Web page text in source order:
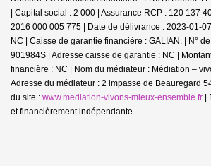
| Capital social : 2 000 | Assurance RCP : 120 137
2016 000 005 775 | Date de délivrance : 2023-01-
NC | Caisse de garantie financière : GALIAN. | N°
901984S | Adresse caisse de garantie : NC |
financière : NC | Nom du médiateur : Médiation –
Adresse du médiateur : 2 impasse de Beauregard
du site : www.mediation-vivons-mieux-ensemble.fr |
et financièrement indépendante